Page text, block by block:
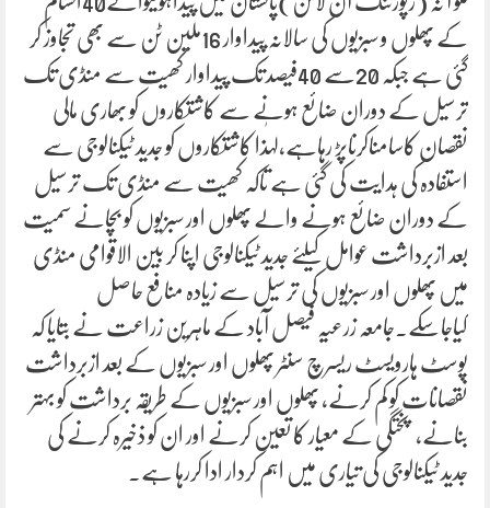
کے پھلوں و سبزیوں کی سالانہ پیداوار 16ملین ٹن سے بھی تجاوز کر
گئی ہے جبکہ 20سے 40فیصد تک پیداوار کھیت سے منڈی تک
ترسیل کے دوران ضائع ہونے سے کاشتکاروں کو بھاری مالی
نقصان کاسامناکرناپڑ رہاہے،لہٰذا کاشتکاروں کو جدید ٹیکنالوجی سے
استفادہ کی ہدایت کی گئی ہے تاکہ کھیت سے منڈی تک ترسیل
کے دوران ضائع ہونے والے پھلوں اور سبزیوں کو بچانے سمیت
بعد ازبرداشت عوامل کیلئے جدید ٹیکنالوجی اپنا کر بین الاقوامی منڈی
میں پھلوں اور سبزیوں کی ترسیل سے زیادہ منافع حاصل
کیاجاسکے۔جامعہ زرعیہ فیصل آباد کے ماہرین زراعت نے بتایا کہ
پوسٹ ہارویسٹ ریسرچ سنٹر پھلوں اور سبزیوں کے بعد ازبرداشت
نقصانات کو کم کرنے، پھلوں اور سبزیوں کے طریقہ برداشت کو بہتر
بنانے، پختگی کے معیار کا تعین کرنے اور ان کو ذخیرہ کرنے کی
جدید ٹیکنالوجی کی تیاری میں اہم کردار ادا کررہا ہے۔